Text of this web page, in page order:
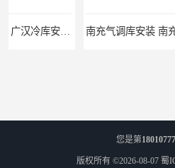
南充气调库安装 南充气调库报价 南充气调库厂家
您是第18010777
版权所有 ©2026-08-07 蜀